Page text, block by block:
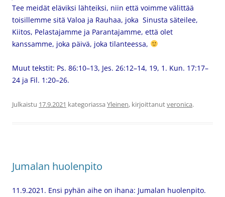
Tee meidät eläviksi lähteiksi, niin että voimme välittää
toisillemme sitä Valoa ja Rauhaa, joka Sinusta säteilee,
Kiitos, Pelastajamme ja Parantajamme, että olet
kanssamme, joka päivä, joka tilanteessa,
Muut tekstit: Ps. 86:10–13, Jes. 26:12–14, 19, 1. Kun. 17:17–
24 ja Fil. 1:20–26.
Julkaistu 17.9.2021 kategoriassa Yleinen, kirjoittanutveronica.
Jumalan huolenpito
11.9.2021. Ensi pyhän aihe on ihana: Jumalan huolenpito.